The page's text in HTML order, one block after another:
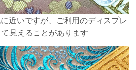
近いですが、ご利用のディスプレ
見えることがあります